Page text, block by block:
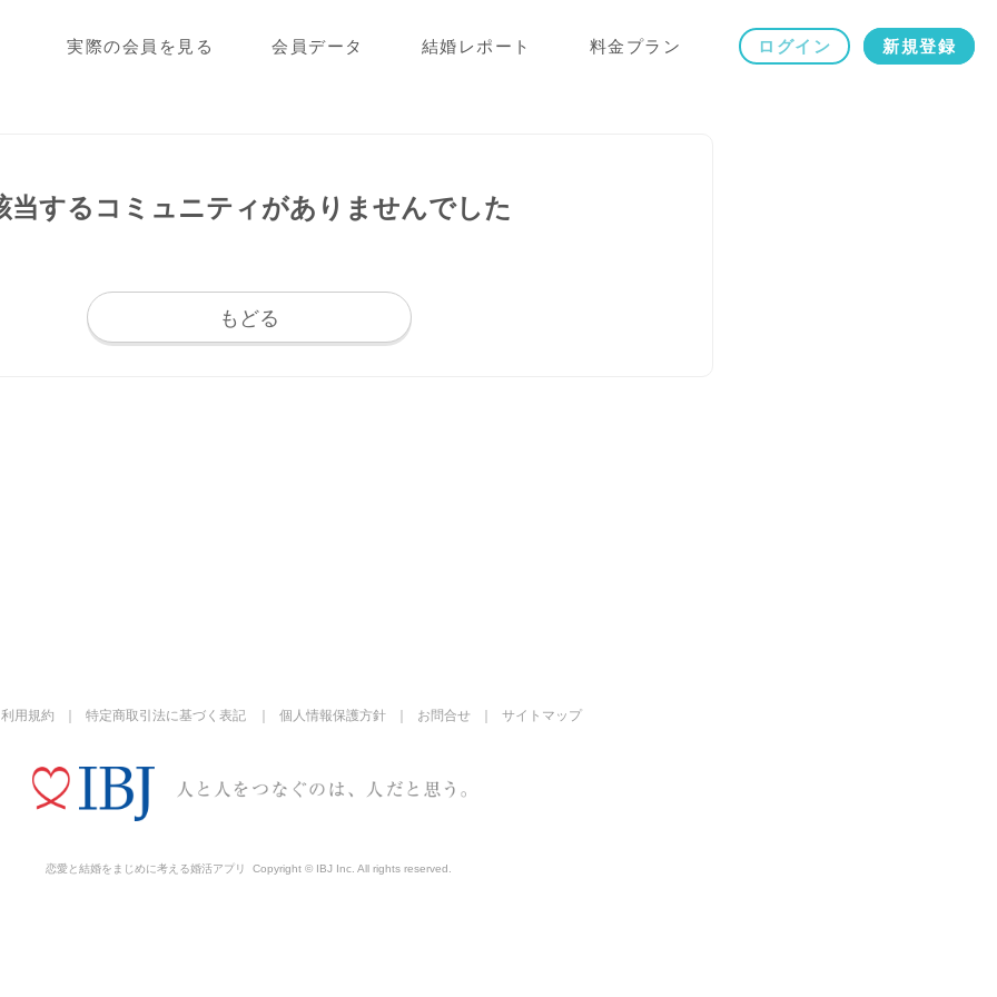
実際の会員を見る 会員データ 結婚レポート 料金プラン ログイン 新規登録
当するコミュニティがありませんでした
もどる
利用規約 特定商取引法に基づく表記 個人情報保護方針 お問合せ サイトマップ
恋愛と結婚をまじめに考える婚活アプリ Copyright © IBJ Inc. All rights reserved.